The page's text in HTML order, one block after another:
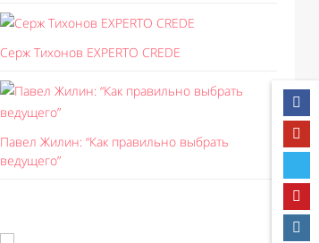
Серж Тихонов EXPERTO CREDE
Павел Жилин: “Как правильно выбрать
ведущего”